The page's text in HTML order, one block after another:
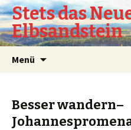
Stets das
Elbsandstein
Menü
Besser wandern–